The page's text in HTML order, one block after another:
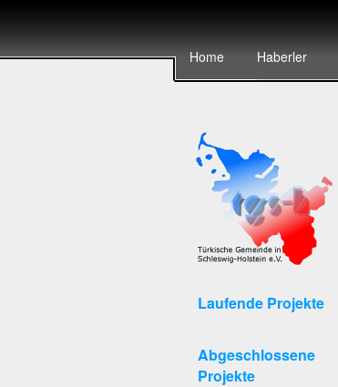
Home Haberler
Laufende Projekte
Abgeschlossene
Projekte